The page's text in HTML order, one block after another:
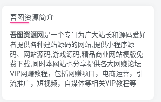
吾图资源简介
吾图资源网是一个专门为广大站长和源码爱好
者提供各种建站源码的网站,提供小程序源
码、网站源码,游戏源码,精品商业网站模版免
费下载,同时本网站也分享提供各大网赚论坛
VIP网赚教程，包括网赚项目，电商运营，引
流推广，短视频，自媒体等相关VIP教程等